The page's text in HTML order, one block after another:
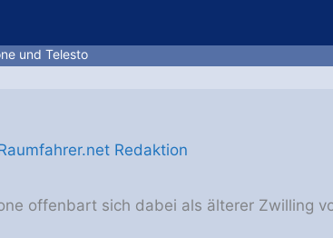
und Telesto
Redaktion
offenbart sich dabei als älterer Zwilling